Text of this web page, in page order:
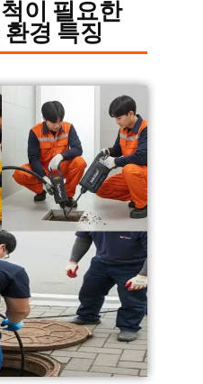
이 필요한
경 특징